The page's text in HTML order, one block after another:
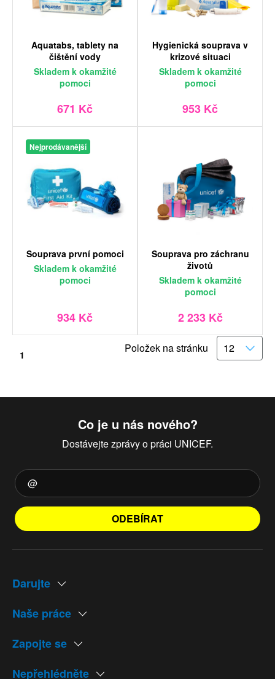
Aquatabs, tablety na
čištění vody
Skladem k okamžité
pomoci
671 Kč
Hygienická souprava v
krizové situaci
Skladem k okamžité
pomoci
953 Kč
Nejprodávanější
Souprava první pomoci
Skladem k okamžité
pomoci
934 Kč
Souprava pro záchranu
životů
Skladem k okamžité
pomoci
2 233 Kč
1 Položek na stránku
Co je u nás nového?
Dostávejte zprávy o práci UNICEF.
ODEBÍRAT
Darujte
Naše práce
Zapojte se
Nepřehlédněte